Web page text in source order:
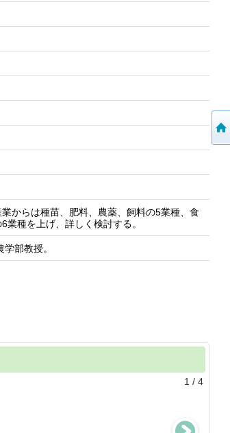
からは種苗、肥料、農薬、飼料の5業種、食
種を上げ、詳しく検討する。
部教授。
1 / 4